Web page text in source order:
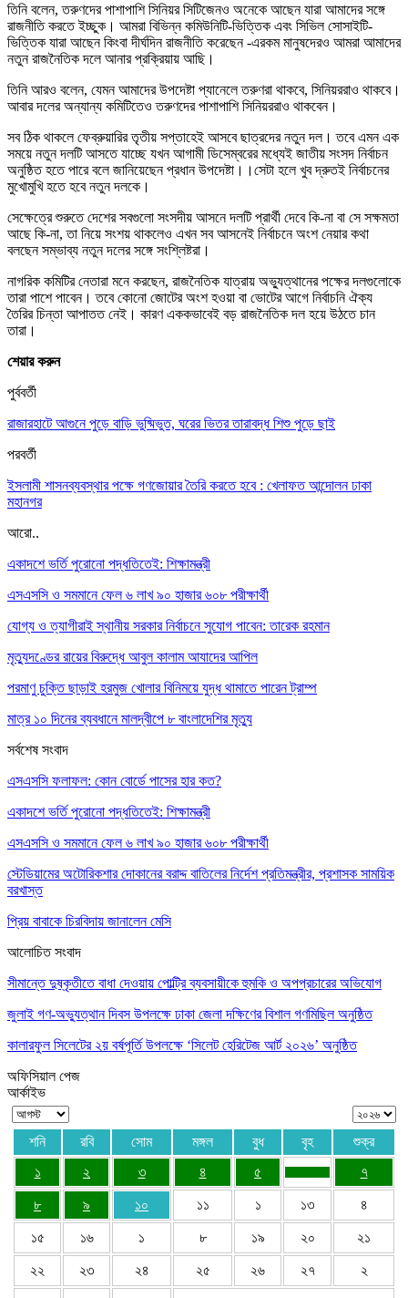
তিনি বলেন, তরুণদের পাশাপাশি সিনিয়র সিটিজেনও অনেকে আছেন যারা আমাদের সঙ্গে
রাজনীতি করতে ইচ্ছুক। আমরা বিভিন্ন কমিউনিটি-ভিত্তিক এবং সিভিল সোসাইটি-
ভিত্তিক যারা আছেন কিংবা দীর্ঘদিন রাজনীতি করেছেন -এরকম মানুষদেরও আমরা আমাদের
নতুন রাজনৈতিক দলে আনার প্রক্রিয়ায় আছি।
তিনি আরও বলেন, যেমন আমাদের উপদেষ্টা প্যানেলে তরুণরা থাকবে, সিনিয়ররাও থাকবে।
আবার দলের অন্যান্য কমিটিতেও তরুণদের পাশাপাশি সিনিয়ররাও থাকবেন।
সব ঠিক থাকলে ফেব্রুয়ারির তৃতীয় সপ্তাহেই আসবে ছাত্রদের নতুন দল। তবে এমন এক
সময়ে নতুন দলটি আসতে যাচ্ছে যখন আগামী ডিসেম্বরের মধ্যেই জাতীয় সংসদ নির্বাচন
অনুষ্ঠিত হতে পারে বলে জানিয়েছেন প্রধান উপদেষ্টা।।সেটা হলে খুব দ্রুতই নির্বাচনের
মুখোমুখি হতে হবে নতুন দলকে।
সেক্ষেত্রে শুরুতে দেশের সবগুলো সংসদীয় আসনে দলটি প্রার্থী দেবে কি-না বা সে সক্ষমতা
আছে কি-না, তা নিয়ে সংশয় থাকলেও এখন সব আসনেই নির্বাচনে অংশ নেয়ার কথা
বলছেন সম্ভাব্য নতুন দলের সঙ্গে সংশ্লিষ্টরা।
নাগরিক কমিটির নেতারা মনে করছেন, রাজনৈতিক যাত্রায় অভ্যুত্থানের পক্ষের দলগুলোকে
তারা পাশে পাবেন। তবে কোনো জোটের অংশ হওয়া বা ভোটের আগে নির্বাচনি ঐক্য
তৈরির চিন্তা আপাতত নেই। কারণ এককভাবেই বড় রাজনৈতিক দল হয়ে উঠতে চান
তারা।
শেয়ার করুন
পুর্ববর্তী
রাজারহাটে আগুনে পুড়ে বাড়ি ভুষ্মিভুত, ঘরের ভিতর তারাবদ্ধ শিশু পুড়ে ছাই
পরবর্তী
ইসলামী শাসনব্যবস্থার পক্ষে গণজোয়ার তৈরি করতে হবে : খেলাফত আন্দোলন ঢাকা
মহানগর
আরো..
একাদশে ভর্তি পুরোনো পদ্ধতিতেই: শিক্ষামন্ত্রী
এসএসসি ও সমমানে ফেল ৬ লাখ ৯০ হাজার ৬০৮ পরীক্ষার্থী
যোগ্য ও ত্যাগীরাই স্থানীয় সরকার নির্বাচনে সুযোগ পাবেন: তারেক রহমান
মৃত্যুদণ্ডের রায়ের বিরুদ্ধে আবুল কালাম আযাদের আপিল
পরমাণু চুক্তি ছাড়াই হরমুজ খোলার বিনিময়ে যুদ্ধ থামাতে পারেন ট্রাম্প
মাত্র ১০ দিনের ব্যবধানে মালদ্বীপে ৮ বাংলাদেশির মৃত্যু
সর্বশেষ সংবাদ
এসএসসি ফলাফল: কোন বোর্ডে পাসের হার কত?
একাদশে ভর্তি পুরোনো পদ্ধতিতেই: শিক্ষামন্ত্রী
এসএসসি ও সমমানে ফেল ৬ লাখ ৯০ হাজার ৬০৮ পরীক্ষার্থী
স্টেডিয়ামের অটোরিকশার দোকানের বরাদ্দ বাতিলের নির্দেশ প্রতিমন্ত্রীর, প্রশাসক সাময়িক
বরখাস্ত
প্রিয় বাবাকে চিরবিদায় জানালেন মেসি
আলোচিত সংবাদ
সীমান্তে দুষ্কৃতীতে বাধা দেওয়ায় পোল্ট্রি ব্যবসায়ীকে হুমকি ও অপপ্রচারের অভিযোগ
জুলাই গণ-অভ্যুত্থান দিবস উপলক্ষে ঢাকা জেলা দক্ষিণের বিশাল গণমিছিল অনুষ্ঠিত
কালারফুল সিলেটের ২য় বর্ষপূর্তি উপলক্ষে ‘সিলেট হেরিটেজ আর্ট ২০২৬’ অনুষ্ঠিত
অফিসিয়াল পেজ
আর্কাইভ
শনি রবি সোম মঙ্গল বুধ বৃহ
শুক্র
১
২ ৩ ৪ ৫ ৭
৮ ৯ ১০ ১১ ১ ১৩ ৪
১৫ ১৬ ১ ৮ ১৯ ২০ ২১
২২ ২৩ ২৪ ২৫ ২৬ ২৭ ২